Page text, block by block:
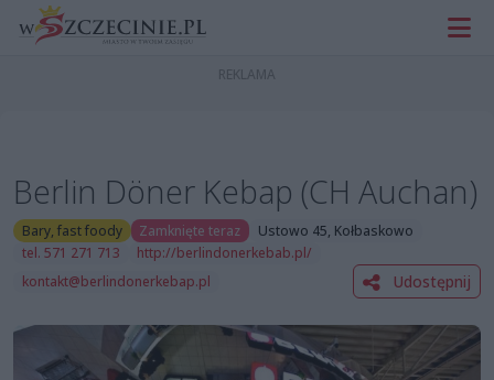
Berlin Döner Kebap (CH Auchan)
Bary, fast foody Zamknięte teraz
Ustowo 45, Kołbaskowo
tel. 571 271 713
http://berlindonerkebab.pl/
kontakt@berlindonerkebap.pl
Udostępnij